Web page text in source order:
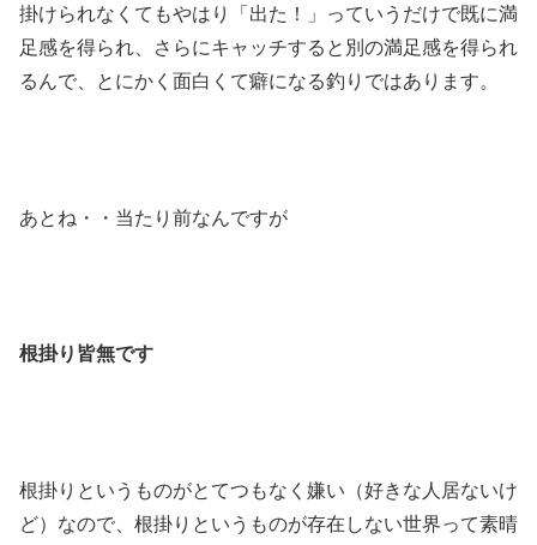
掛けられなくてもやはり「出た！」っていうだけで既に満
足感を得られ、さらにキャッチすると別の満足感を得られ
るんで、とにかく面白くて癖になる釣りではあります。
あとね・・当たり前なんですが
根掛り皆無です
根掛りというものがとてつもなく嫌い（好きな人居ないけ
ど）なので、根掛りというものが存在しない世界って素晴